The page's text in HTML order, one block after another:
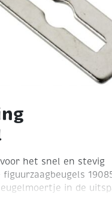
het snel en stevig
in de